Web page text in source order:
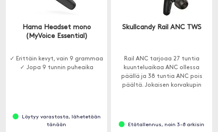
Hama Headset mono
(MyVoice Essential)
✓ Erittäin kevyt, vain 9 grammaa
✓ Jopa 9 tunnin puheaika
Löytyy varastosta, lähetetään
tänään
Skullcandy Rail ANC TWS
Rail ANC tarjoaa 27 tuntia
kuunteluaikaa ANC ollessa
päällä ja 38 tuntia ANC pois
päältä. Jokaisen korvakupin
Etätallennus, noin 3-8 arkisin